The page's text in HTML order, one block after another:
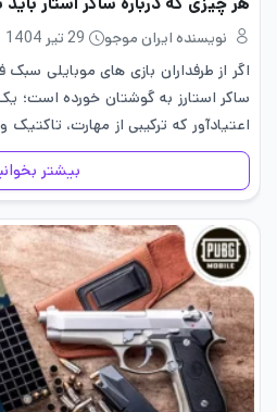
نویسنده ایران موجو
29 تیر 1404
اگر از طرفداران بازی های موبایلی
ساکر استارز به گوشتان خورده است؛
اعتیادآور که ترکیبی از مهارت،
آورد. در…
بیشتر